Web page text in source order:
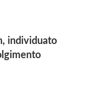
individuato